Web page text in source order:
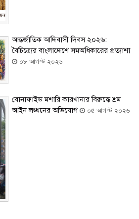
আন্তর্জাতিক আদিবাসী দিবস ২০২৬:
বৈচিত্র্যের বাংলাদেশে সমঅধিকারের প্রত্যাশা
০৮ আগস্ট ২০২৬
বোনাফাইড মশারি কারখানার বিরুদ্ধে শ্রম
আইন লঙ্ঘনের অভিযোগ
০৫ আগস্ট ২০২৬